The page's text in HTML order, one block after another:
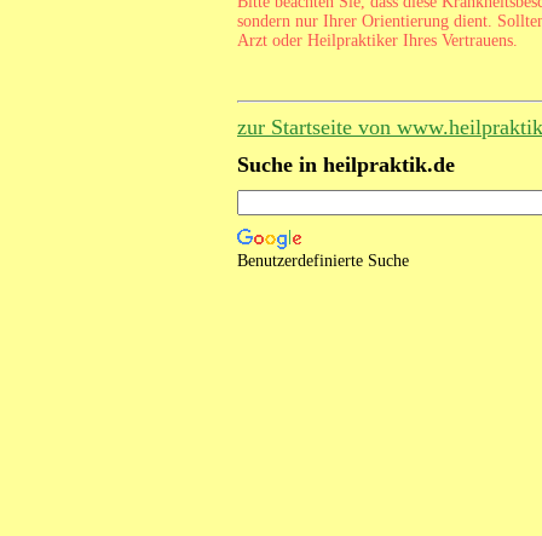
sondern nur Ihrer Orientierung dient.
Arzt oder Heilpraktiker Ihres Vertrauens.
zur Startseite von
Suche in heilpraktik.de
Benutzerdefinierte Suche